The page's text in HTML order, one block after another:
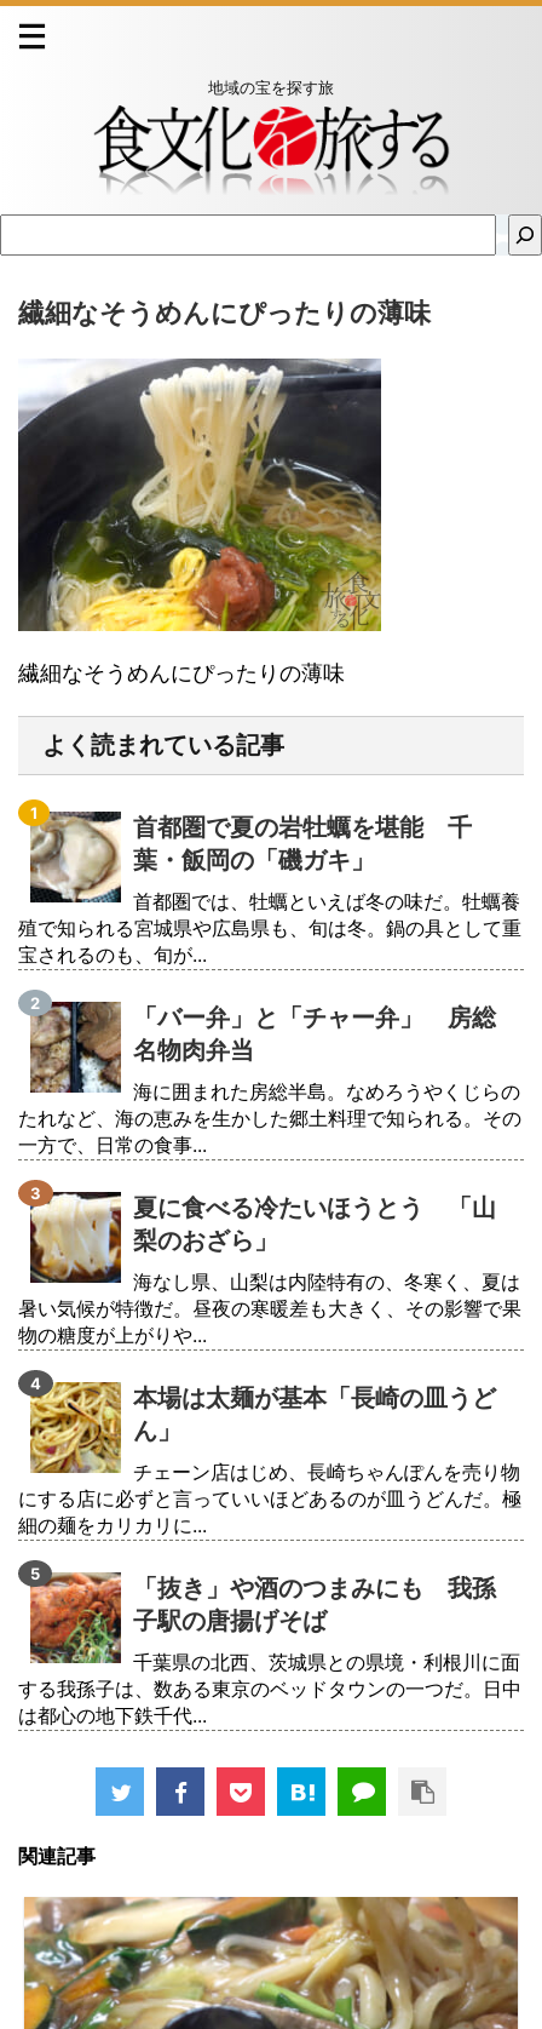
地域の宝を探す旅
繊細なそうめんにぴったりの薄味
繊細なそうめんにぴったりの薄味
よく読まれている記事
首都圏で夏の岩牡蠣を堪能 千
葉・飯岡の「磯ガキ」
首都圏では、牡蠣といえば冬の味だ。牡蠣養
殖で知られる宮城県や広島県も、旬は冬。鍋の具として重
宝されるのも、旬が...
「バー弁」と「チャー弁」 房総
名物肉弁当
海に囲まれた房総半島。なめろうやくじらの
たれなど、海の恵みを生かした郷土料理で知られる。その
一方で、日常の食事...
夏に食べる冷たいほうとう 「山
梨のおざら」
海なし県、山梨は内陸特有の、冬寒く、夏は
暑い気候が特徴だ。昼夜の寒暖差も大きく、その影響で果
物の糖度が上がりや...
本場は太麺が基本「長崎の皿うど
ん」
チェーン店はじめ、長崎ちゃんぽんを売り物
にする店に必ずと言っていいほどあるのが皿うどんだ。極
細の麺をカリカリに...
「抜き」や酒のつまみにも 我孫
子駅の唐揚げそば
千葉県の北西、茨城県との県境・利根川に面
する我孫子は、数ある東京のベッドタウンの一つだ。日中
は都心の地下鉄千代...
関連記事